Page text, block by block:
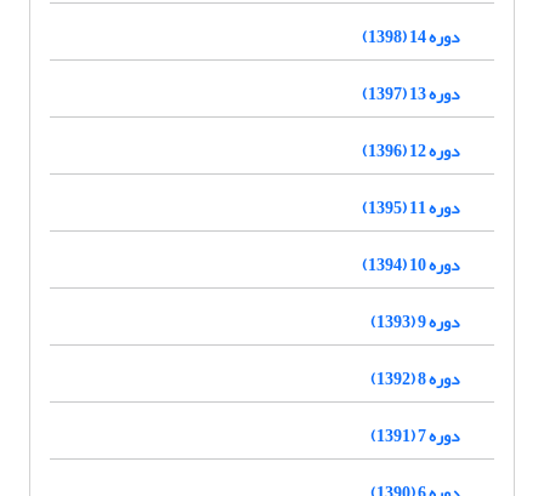
دوره 14 (1398)
دوره 13 (1397)
دوره 12 (1396)
دوره 11 (1395)
دوره 10 (1394)
دوره 9 (1393)
دوره 8 (1392)
دوره 7 (1391)